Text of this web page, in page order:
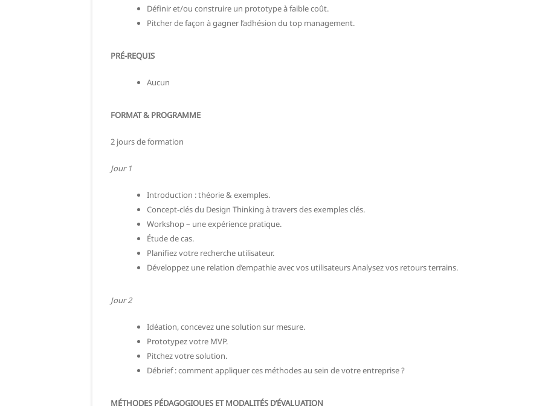
Définir et/ou construire un prototype à faible coût.
Pitcher de façon à gagner l’adhésion du top management.
PRÉ-REQUIS
Aucun
FORMAT & PROGRAMME
2 jours de formation
Jour 1
Introduction : théorie & exemples.
Concept-clés du Design Thinking à travers des exemples clés.
Workshop – une expérience pratique.
Étude de cas.
Planifiez votre recherche utilisateur.
Développez une relation d’empathie avec vos utilisateurs Analysez vos retours terrains.
Jour 2
Idéation, concevez une solution sur mesure.
Prototypez votre MVP.
Pitchez votre solution.
Débrief : comment appliquer ces méthodes au sein de votre entreprise ?
MÉTHODES PÉDAGOGIQUES ET MODALITÉS D’ÉVALUATION